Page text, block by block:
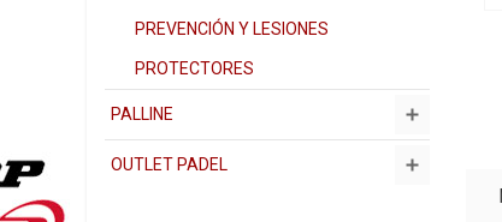
PREVENCIÓN Y LESIONES
PROTECTORES
PALLINE
OUTLET PADEL